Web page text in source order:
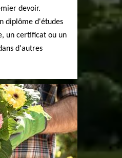
devoir.
diplôme d'études
un certificat ou un
d'autres